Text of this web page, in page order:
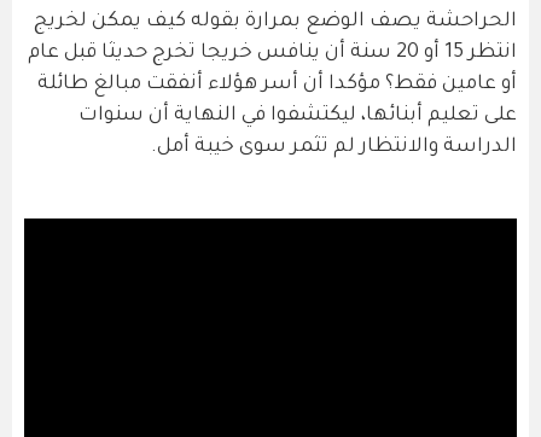
الحراحشة يصف الوضع بمرارة بقوله كيف يمكن لخريج
انتظر 15 أو 20 سنة أن ينافس خريجا تخرج حديثا قبل عام
أو عامين فقط؟ مؤكدا أن أسر هؤلاء أنفقت مبالغ طائلة
على تعليم أبنائها، ليكتشفوا في النهاية أن سنوات
الدراسة والانتظار لم تثمر سوى خيبة أمل.